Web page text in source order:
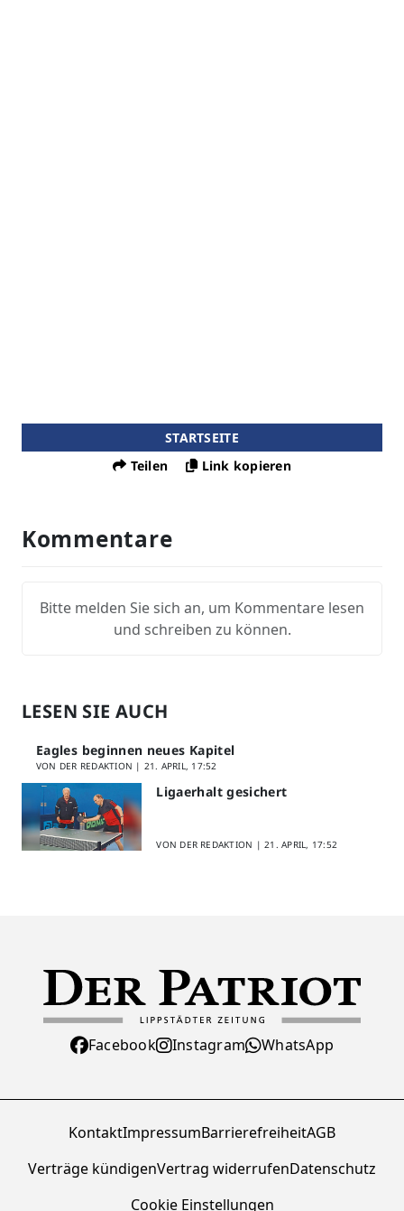
STARTSEITE
Teilen
Link kopieren
Kommentare
Bitte melden Sie sich an, um Kommentare lesen
und schreiben zu können.
LESEN SIE AUCH
Eagles beginnen neues Kapitel
VON DER REDAKTION | 21. APRIL, 17:52
Ligaerhalt gesichert
VON DER REDAKTION |21. APRIL, 17:52
Facebook Instagram WhatsApp
KontaktImpressumBarrierefreiheitAGB
Verträge kündigenVertrag widerrufenDatenschutz
Cookie Einstellungen